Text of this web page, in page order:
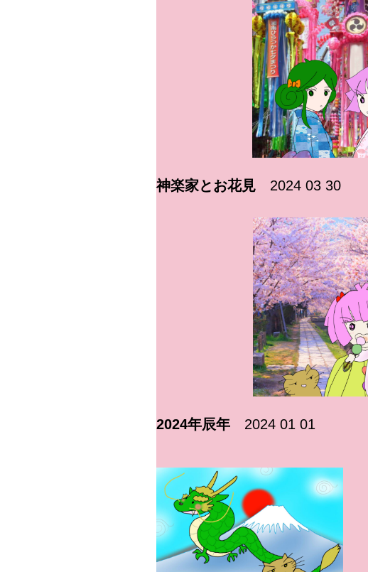
神楽家とお花見 2024 03 30
2024年辰年 2024 01 01